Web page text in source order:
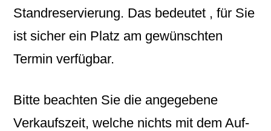
Standreservierung. Das bedeutet , für Sie
ist sicher ein Platz am gewünschten
Termin verfügbar.
Bitte beachten Sie die angegebene
Verkaufszeit, welche nichts mit dem Auf-